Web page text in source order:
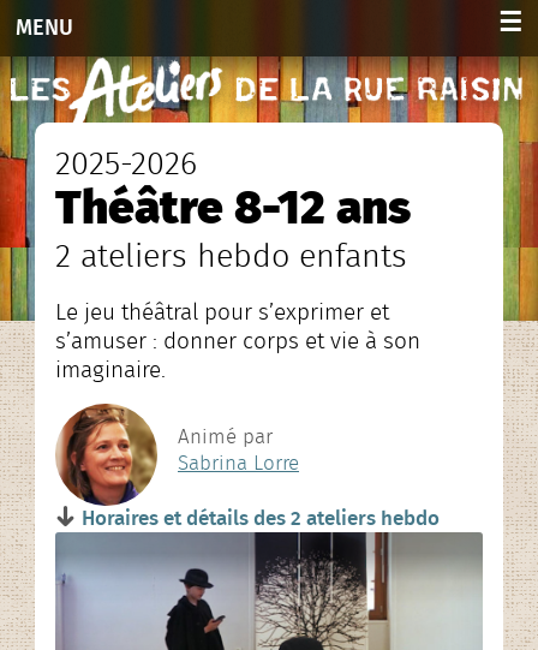
MENU ☰
Accueil
Activités
Adultes 2026-2027
Enfants et ados 2026-2027
Planning hebdo. 2026-2027
Agenda des stages
Agenda
Infos et contacts
L’association
Rencontres contées
2025-2026
Théâtre 8-12 ans
2 ateliers hebdo enfants
Le jeu théâtral pour s’exprimer et
s’amuser : donner corps et vie à son
imaginaire.
Animé par
Sabrina Lorre
Horaires et détails des 2 ateliers hebdo